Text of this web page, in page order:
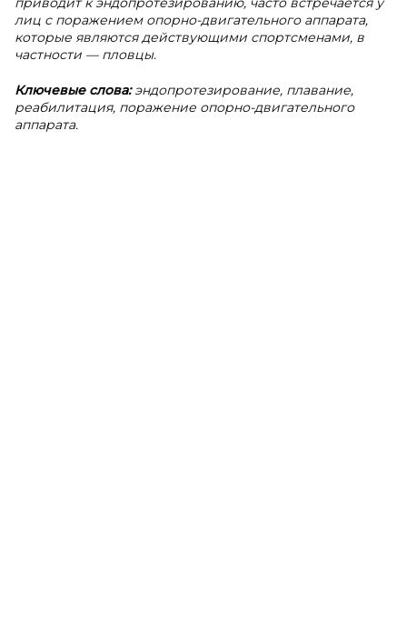
лиц с поражением опорно-двигательного аппарата,
которые являются действующими спортсменами, в
частности — пловцы.
Ключевые слова: эндопротезирование, плавание,
реабилитация, поражение опорно-двигательного
аппарата.